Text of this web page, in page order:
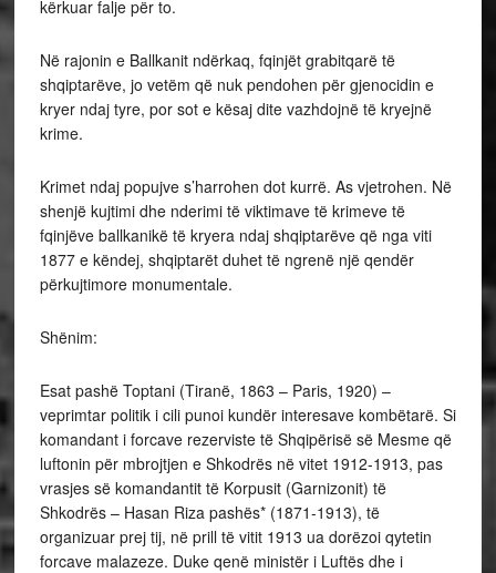
kërkuar falje për to.
Në rajonin e Ballkanit ndërkaq, fqinjët grabitqarë të
shqiptarëve, jo vetëm që nuk pendohen për gjenocidin e
kryer ndaj tyre, por sot e kësaj dite vazhdojnë të kryejnë
krime.
Krimet ndaj popujve s’harrohen dot kurrë. As vjetrohen. Në
shenjë kujtimi dhe nderimi të viktimave të krimeve të
fqinjëve ballkanikë të kryera ndaj shqiptarëve që nga viti
1877 e këndej, shqiptarët duhet të ngrenë një qendër
përkujtimore monumentale.
Shënim:
Esat pashë Toptani (Tiranë, 1863 – Paris, 1920) –
veprimtar politik i cili punoi kundër interesave kombëtarë. Si
komandant i forcave rezerviste të Shqipërisë së Mesme që
luftonin për mbrojtjen e Shkodrës në vitet 1912-1913, pas
vrasjes së komandantit të Korpusit (Garnizonit) të
Shkodrës – Hasan Riza pashës* (1871-1913), të
organizuar prej tij, në prill të vitit 1913 ua dorëzoi qytetin
forcave malazeze. Duke qenë ministër i Luftës dhe i